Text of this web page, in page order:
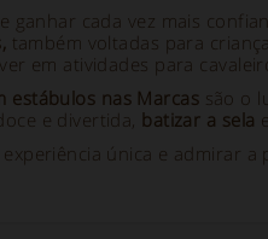
ganhar cada vez mais
também voltadas para
em atividades para
estábulos nas Marcas são o
e divertida, batizar a sela
única e admirar